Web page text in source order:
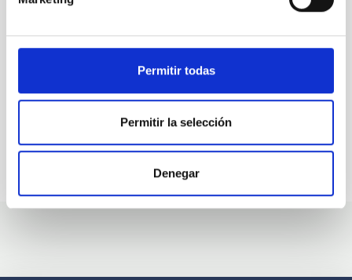
Permitir todas
Permitir la selección
Denegar
talent.